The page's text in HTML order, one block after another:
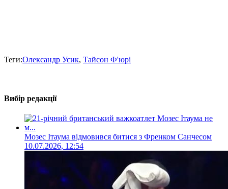
Теги:Олександр Усик, Тайсон Ф'юрі
Вибір редакції
Мозес Ітаума відмовився битися з Френком Санчесом
10.07.2026, 12:54